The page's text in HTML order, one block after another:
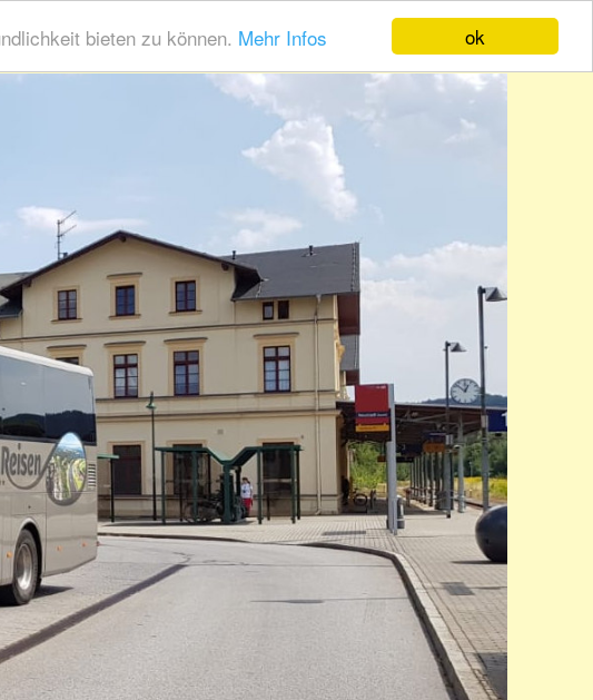
ok
bieten zu können. Mehr Infos